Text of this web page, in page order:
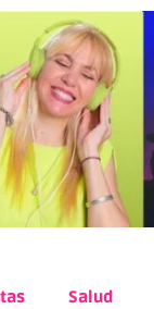
Salud